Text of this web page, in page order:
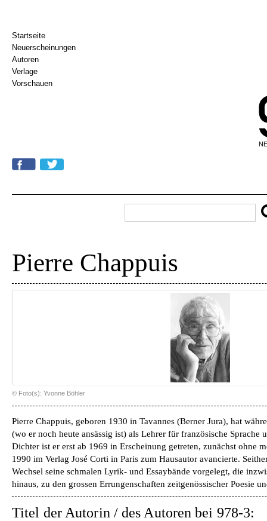
Startseite
Neuerscheinungen
Autoren
Verlage
Vorschauen
Pierre Chappuis
© Foto(s): Yvonne Böhler
Pierre Chappuis, geboren 1930 in Tavannes (Berner Jura), hat
(wo er noch heute ansässig ist) als Lehrer für französische Sprache
Dichter ist er erst ab 1969 in Erscheinung getreten, zunächst ohne
1990 im Verlag José Corti in Paris zum Hausautor avancierte.
Wechsel seine schmalen Lyrik- und Essaybände vorgelegt, die
hinaus, zu den grossen Errungenschaften zeitgenössischer Poesie
Titel der Autorin / des Autoren bei 978-3: